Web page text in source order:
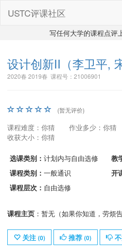
USTC评课社区
写任何大学的课程点评
设计创新II （李卫平,
2020春 2019春 课程号：21006901
(暂无评价)
课程难度：你猜 作业多少：你猜
收获大小：你猜
选课类别： 计划内与自由选修 教
课程类别： 一般通识 开
课程层次： 自由选修
课程主页 ：暂无（如果你知道，劳烦
关注 (0) 推荐 (0)